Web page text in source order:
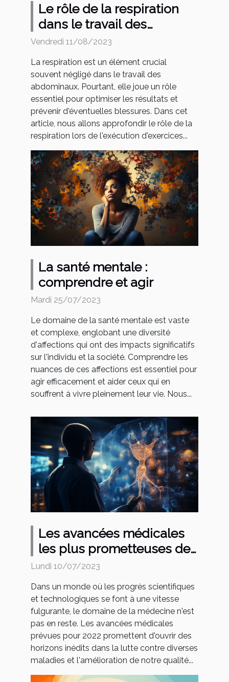
Le rôle de la respiration
dans le travail des
abdominaux
Vendredi 11/08/2023
La respiration est un élément crucial
souvent négligé dans le travail des
abdominaux. Pourtant, elle joue un rôle
essentiel pour optimiser les résultats et
prévenir d'éventuelles blessures. Dans cet
article, nous allons approfondir le rôle de la
respiration lors de l'exécution d'exercices...
La santé mentale :
comprendre et agir
Mardi 25/07/2023
Le domaine de la santé mentale est vaste
et complexe, englobant une diversité
d'affections qui ont des impacts significatifs
sur l'individu et la société. Comprendre les
nuances de ces affections est essentiel pour
agir efficacement et aider ceux qui en
souffrent à vivre pleinement leur vie. Nous...
Les avancées médicales
les plus prometteuses de
2022
Lundi 10/07/2023
Dans un monde où les progrès scientifiques
et technologiques se font à une vitesse
fulgurante, le domaine de la médecine n'est
pas en reste. Les avancées médicales
prévues pour 2022 promettent d'ouvrir des
horizons inédits dans la lutte contre diverses
maladies et l'amélioration de notre qualité...